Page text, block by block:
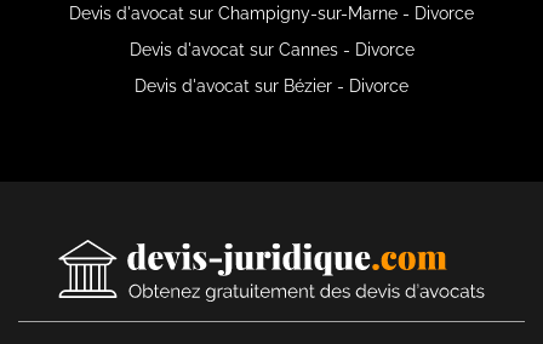
Devis d'avocat sur Champigny-sur-Marne - Divorce
Devis d'avocat sur Cannes - Divorce
Devis d'avocat sur Bézier - Divorce